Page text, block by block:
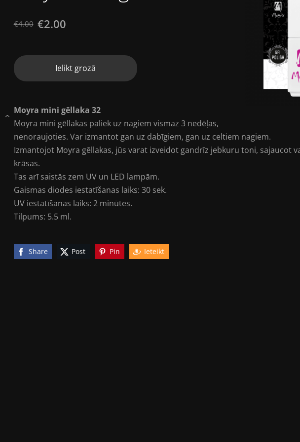
›
€4.00 €2.00
Ielikt grozā
Moyra mini gēllaka 32
Moyra mini gēllakas paliek uz nagiem vismaz 3 nedēļas,
nenoraujoties. Var izmantot gan uz dabīgiem, gan uz celtiem nagiem.
Izmantojot Moyra gēllakas, jūs varat izveidot gandrīz jebkuru toni, sajaucot
krāsas.
Tas arī saistās zem UV un LED lampām.
Gaismas diodes iestatīšanas laiks: 30 sek.
UV iestatīšanas laiks: 2 minūtes.
Tilpums: 5.5 ml.
Share Post Pin Ieteikt